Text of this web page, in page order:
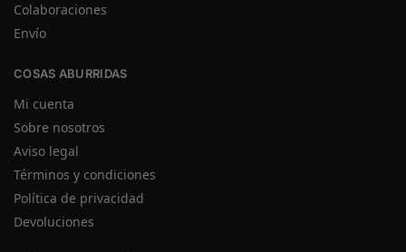
Colaboraciones
Envío
COSAS ABURRIDAS
Mi cuenta
Sobre nosotros
Aviso legal
Términos y condiciones
Política de privacidad
Devoluciones